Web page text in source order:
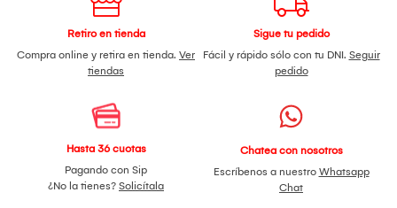
Retiro en tienda
Compra online y retira en tienda. Ver
tiendas
Sigue tu pedido
Fácil y rápido sólo con tu DNI. Seguir
pedido
Hasta 36 cuotas
Pagando con Sip
¿No la tienes? Solicítala
Chatea con nosotros
Escríbenos a nuestro Whatsapp
Chat